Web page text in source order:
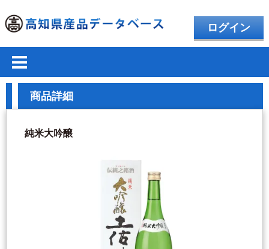
ログイン
商品詳細
純米大吟醸